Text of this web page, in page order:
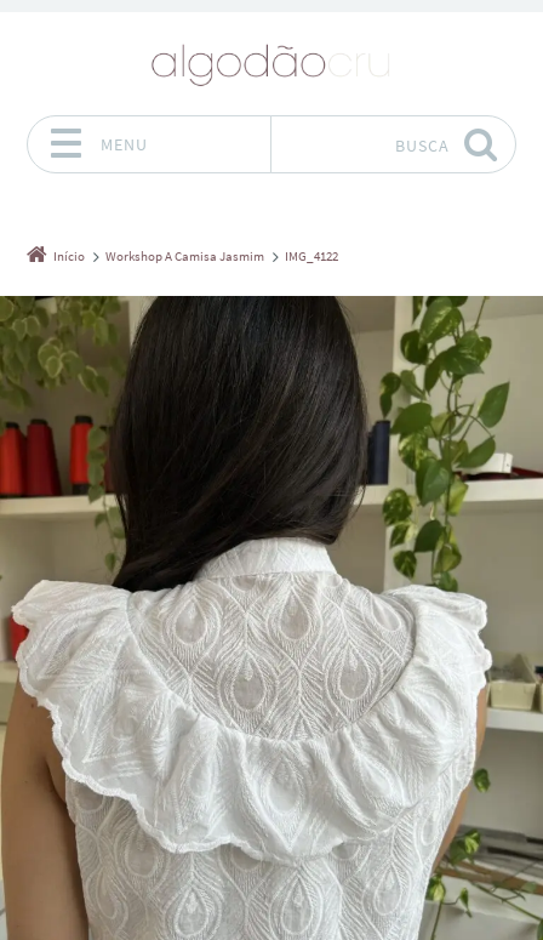
MENU BUSCA
Início Workshop A Camisa Jasmim IMG_4122